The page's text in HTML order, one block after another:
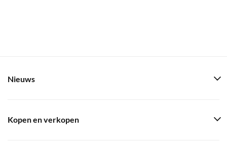
Nieuws
Kopen en verkopen